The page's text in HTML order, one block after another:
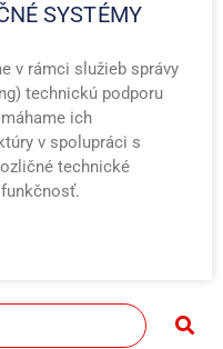
SYSTÉMY
v rámci služieb správy
technickú podporu
ich
v spolupráci s
technické